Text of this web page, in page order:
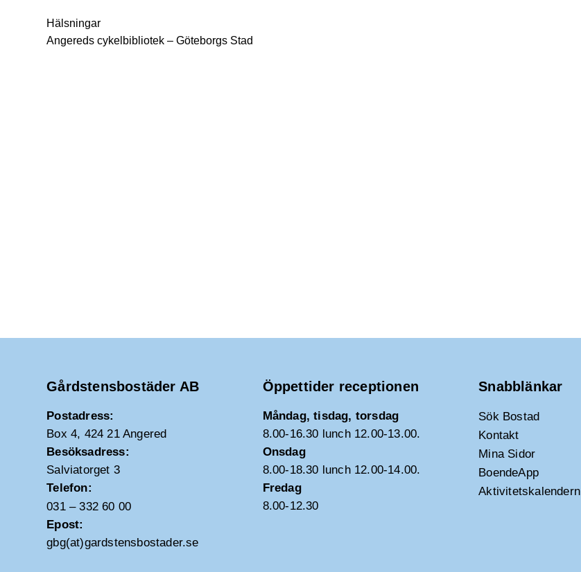
Hälsningar
Angereds cykelbibliotek – Göteborgs Stad
Gårdstensbostäder AB
Postadress:
Box 4, 424 21 Angered
Besöksadress:
Salviatorget 3
Telefon:
031 – 332 60 00
Epost:
gbg(at)gardstensbostader.se
Öppettider receptionen
Måndag, tisdag, torsdag
8.00-16.30 lunch 12.00-13.00.
Onsdag
8.00-18.30 lunch 12.00-14.00.
Fredag
8.00-12.30
Snabblänkar
Sök Bostad
Kontakt
Mina Sidor
BoendeApp
Aktivitetskalendern